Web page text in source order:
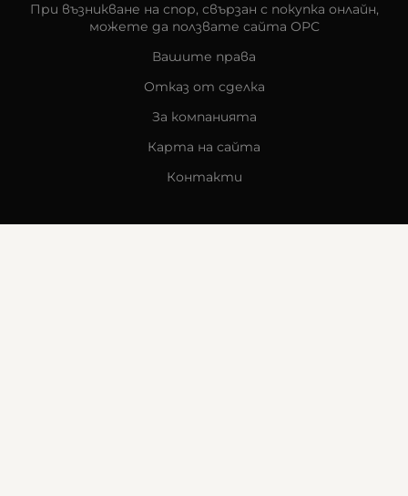
При възникване на спор, свързан с покупка онлайн,
можете да ползвате сайта ОРС
Вашите права
Отказ от сделка
За компанията
Карта на сайта
Контакти